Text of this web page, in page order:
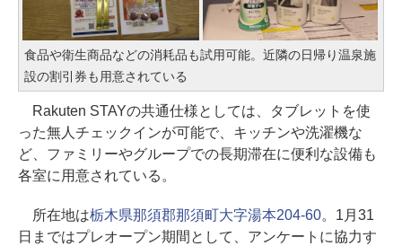
食品や衛生商品などの消耗品も試用可能。近隣の日帰り温泉施
設の割引券も用意されている
Rakuten STAYの共通仕様としては、タブレットを使
った無人チェックインが可能で、キッチンや洗濯機な
ど、ファミリーやグループでの長期滞在に便利な設備も
各室に用意されている。
所在地は栃木県那須郡那須町大字湯本204-60。1月31
日まではプレオープン期間として、アンケートに協力す